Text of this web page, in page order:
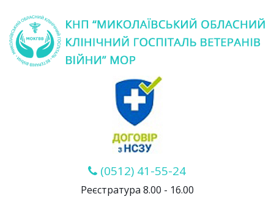
(0512) 41-55-24
Реєстратура 8.00 - 16.00